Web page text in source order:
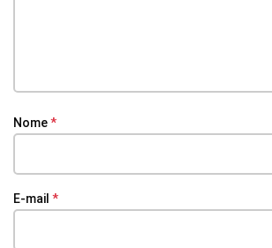
Nome*
E-mail *